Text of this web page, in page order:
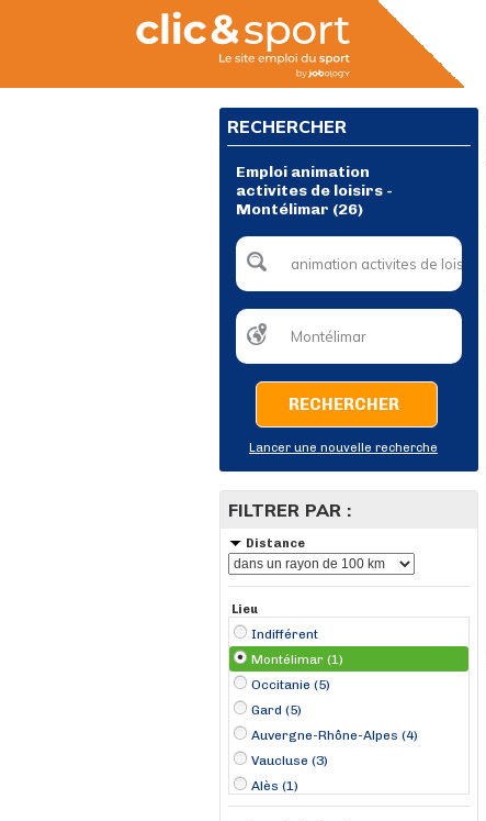
RECHERCHER
Emploi animation
activites de loisirs -
Montélimar (26)
RECHERCHER
Lancer une nouvelle recherche
FILTRER PAR :
Distance
Lieu
Indifférent
Montélimar (1)
Occitanie (5)
Gard (5)
Auvergne-Rhône-Alpes (4)
Vaucluse (3)
Alès (1)
Avignon (1)